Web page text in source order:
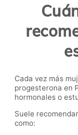
Cada vez más
progesterona en
hormonales o
Suele
como: